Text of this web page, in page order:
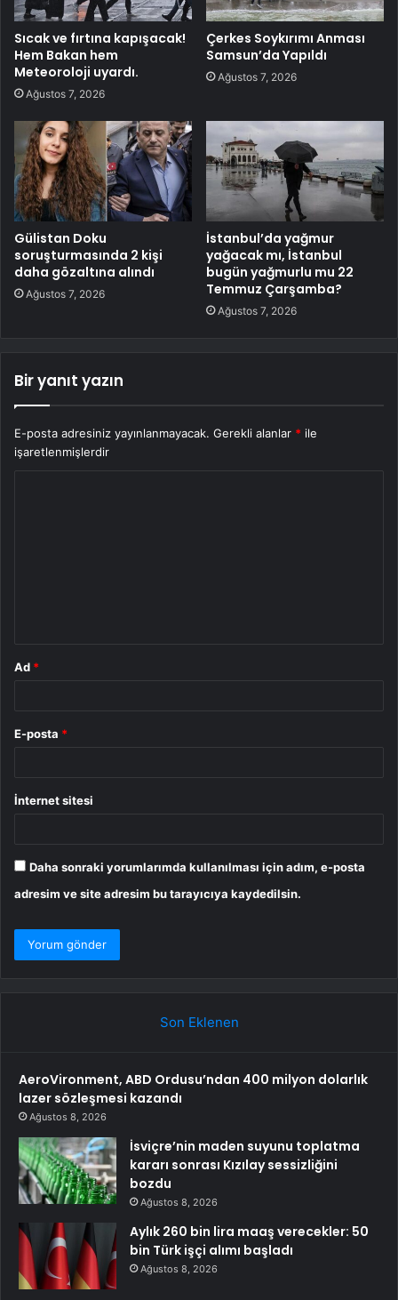
Sıcak ve fırtına kapışacak!
Hem Bakan hem
Meteoroloji uyardı.
Ağustos 7, 2026
Çerkes Soykırımı Anması
Samsun’da Yapıldı
Ağustos 7, 2026
Gülistan Doku
soruşturmasında 2 kişi
daha gözaltına alındı
Ağustos 7, 2026
İstanbul’da yağmur
yağacak mı, İstanbul
bugün yağmurlu mu 22
Temmuz Çarşamba?
Ağustos 7, 2026
Bir yanıt yazın
E-posta adresiniz yayınlanmayacak. Gerekli alanlar * ile
işaretlenmişlerdir
Ad *
E-posta *
İnternet sitesi
Daha sonraki yorumlarımda kullanılması için adım, e-posta
adresim ve site adresim bu tarayıcıya kaydedilsin.
Son Eklenen
AeroVironment, ABD Ordusu’ndan 400 milyon dolarlık
lazer sözleşmesi kazandı
Ağustos 8, 2026
İsviçre’nin maden suyunu toplatma
kararı sonrası Kızılay sessizliğini
bozdu
Ağustos 8, 2026
Aylık 260 bin lira maaş verecekler: 50
bin Türk işçi alımı başladı
Ağustos 8, 2026